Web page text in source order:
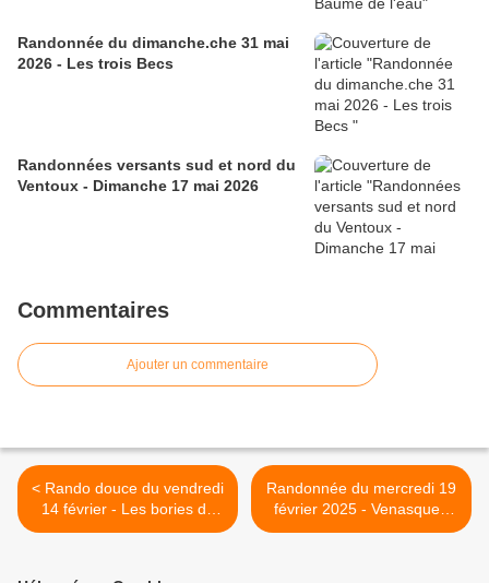
Randonnée du dimanche.che 31 mai
2026 - Les trois Becs
Randonnées versants sud et nord du
Ventoux - Dimanche 17 mai 2026
Commentaires
Ajouter un commentaire
< Rando douce du vendredi
14 février - Les bories de
Mornas
Randonnée du mercredi 19
février 2025 - Venasque /
Les monts du Vaucluse >